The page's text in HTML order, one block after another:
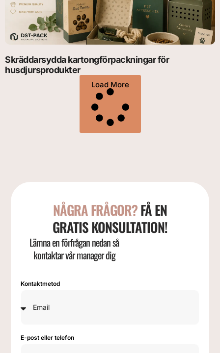
Skräddarsydda kartongförpackningar för
husdjursprodukter
Load More
NÅGRA FRÅGOR?FÅ EN
GRATIS KONSULTATION!
Lämna en förfrågan nedan så
kontaktar vår manager dig
Kontaktmetod
E-post eller telefon